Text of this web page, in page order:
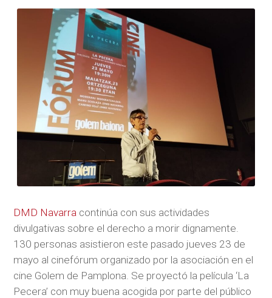
DMD Navarra continúa con sus actividades
divulgativas sobre el derecho a morir dignamente.
130 personas asistieron este pasado jueves 23 de
mayo al cinefórum organizado por la asociación en el
cine Golem de Pamplona. Se proyectó la película ‘La
Pecera’ con muy buena acogida por parte del público